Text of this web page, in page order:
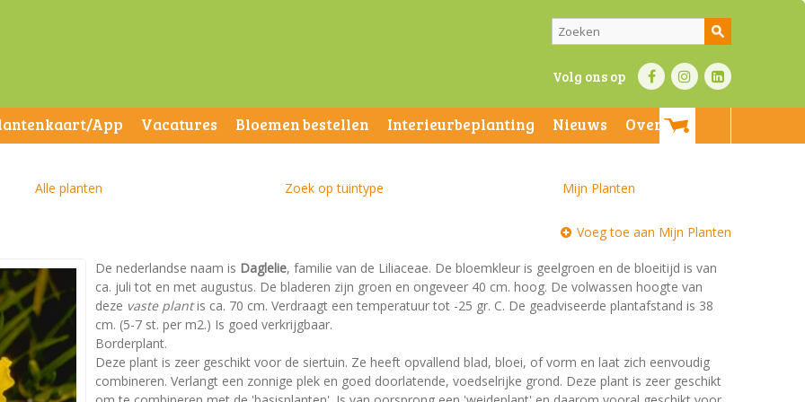
Volg ons op
App Vacatures Bloemen bestellen Interieurbeplanting Nieuws
Over ons
Alle planten Zoek op tuintype Mijn Planten
Voeg toe aan Mijn Planten
De nederlandse naam is Daglelie, familie van de Liliaceae. De bloemkleur is geelgroen en de bloeitijd is van
ca. juli tot en met augustus. De bladeren zijn groen en ongeveer 40 cm. hoog. De volwassen hoogte van
deze vaste plantis ca. 70 cm. Verdraagt een temperatuur tot -25 gr. C. De geadviseerde plantafstand is 38
cm. (5-7 st. per m2.) Is goed verkrijgbaar.
Borderplant.
Deze plant is zeer geschikt voor de siertuin. Ze heeft opvallend blad, bloei, of vorm en laat zich eenvoudig
combineren. Verlangt een zonnige plek en goed doorlatende, voedselrijke grond. Deze plant is zeer geschikt